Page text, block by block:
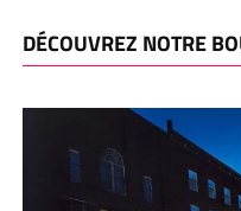
DÉCOUVREZ NOTRE